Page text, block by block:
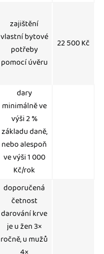
zajištění
vlastní bytové
potřeby
pomocí úvěru
22 500 Kč
dary
minimálně ve
výši 2 %
základu daně,
nebo alespoň
ve výši 1 000
Kč/rok
doporučená
četnost
darování krve
je u žen 3×
ročně, u mužů